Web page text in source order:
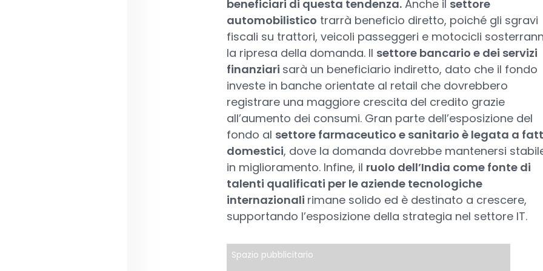
beneficiari di questa tendenza.Anche il settore
automobilistico trarrà beneficio diretto, poiché gli sgravi
fiscali su trattori, veicoli passeggeri e motocicli
la ripresa della domanda. Il settore bancario e dei servizi
finanziari sarà un beneficiario indiretto, dato che il fondo
investe in banche orientate al retail che dovrebbero
registrare una maggiore crescita del credito grazie
all’aumento dei consumi. Gran parte dell’esposizione del
fondo al settore farmaceutico e sanitario è legata a
domestici, dove la domanda dovrebbe mantenersi
in miglioramento. Infine, il ruolo dell’India come fonte di
talenti qualificati per le aziende tecnologiche
internazionali rimane solido ed è destinato a crescere,
supportando l’esposizione della strategia nel settore IT.
Spazio pubblicitario